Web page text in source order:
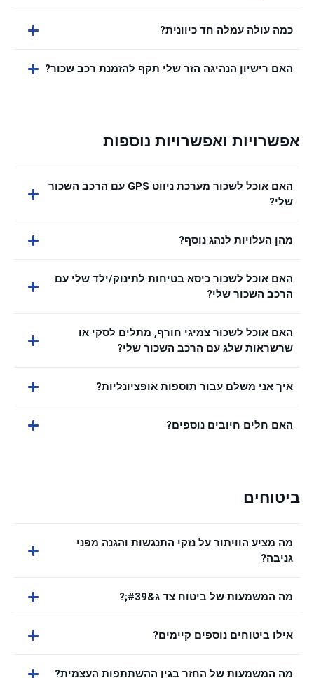
כמה עולה עמלה חד כיוונית?
האם רישיון הנהיגה הזר שלי תקף להזמנת רכב שכור?
אפשרויות ואפשרויות נוספות
האם אוכל לשכור מערכת ניווט GPS עם הרכב השכור
שלי?
מהן העלויות לנהג נוסף?
האם אוכל לשכור כיסא בטיחות לתינוק/ילד שלי עם
הרכב השכור שלי?
האם אוכל לשכור צמיגי חורף, מתלים לסקי או
שרשראות שלג עם הרכב השכור שלי?
איך אני משלם עבור תוספות אופציונליות?
האם חלים חיובים נוספים?
ביטוחים
מה מציע הוויתור על נזקי התנגשות והגנה מפני
גניבה?
מה המשמעות של ביטוח צד ג&#39;?
אילו ביטוחים נוספים קיימים?
מה המשמעות של החזר בגין ההשתתפות העצמית?